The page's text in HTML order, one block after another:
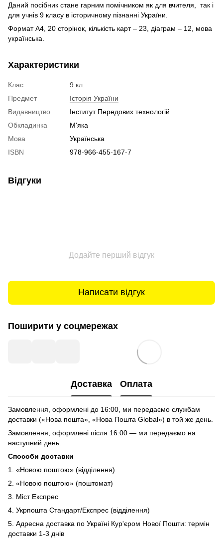
Даний посібник стане гарним помічником як для вчителя, так і
для учнів 9 класу в історичному пізнанні України.
Формат А4, 20 сторінок, кількість карт – 23, діаграм – 12, мова
українська.
Характеристики
Клас
9 кл.
Предмет
Історія України
Видавництво
Інститут Передових технологій
Обкладинка
М'яка
Мова
Українська
ISBN
978-966-455-167-7
Відгуки
Додайте перший відгук
Написати відгук
Поширити у соцмережах
Доставка Оплата
Замовлення, оформлені до 16:00, ми передаємо службам
доставки («Нова пошта», «Нова Пошта Global») в той же день.
Замовлення, оформлені після 16:00 — ми передаємо на
наступний день.
Способи доставки
1. «Новою поштою» (відділення)
2. «Новою поштою» (поштомат)
3. Міст Експрес
4. Укрпошта Стандарт/Експрес (відділення)
5. Адресна доставка по Україні Кур'єром Нової Пошти: термін
доставки 1-3 днів